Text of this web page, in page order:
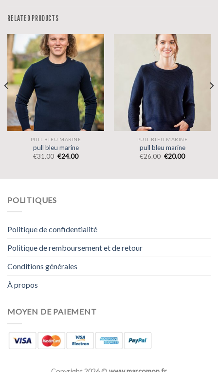
RELATED PRODUCTS
PULL BLEU MARINE
pull bleu marine
€31.00 €24.00
PULL BLEU MARINE
pull bleu marine
€26.00 €20.00
POLITIQUES
Politique de confidentialité
Politique de remboursement et de retour
Conditions générales
À propos
MOYEN DE PAIEMENT